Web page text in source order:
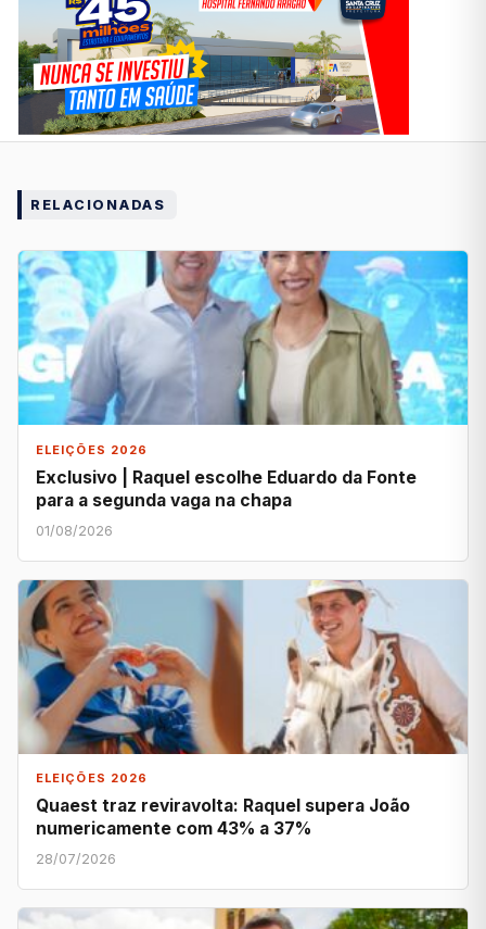
RELACIONADAS
ELEIÇÕES 2026
Exclusivo | Raquel escolhe Eduardo da Fonte
para a segunda vaga na chapa
01/08/2026
ELEIÇÕES 2026
Quaest traz reviravolta: Raquel supera João
numericamente com 43% a 37%
28/07/2026